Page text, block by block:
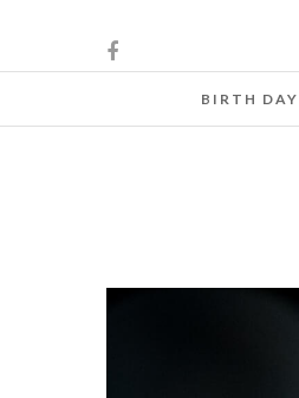
BIRTH DAY